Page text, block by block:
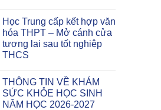
Học Trung cấp kết hợp văn
hóa THPT – Mở cánh cửa
tương lai sau tốt nghiệp
THCS
THÔNG TIN VỀ KHÁM
SỨC KHỎE HỌC SINH
NĂM HỌC 2026-2027